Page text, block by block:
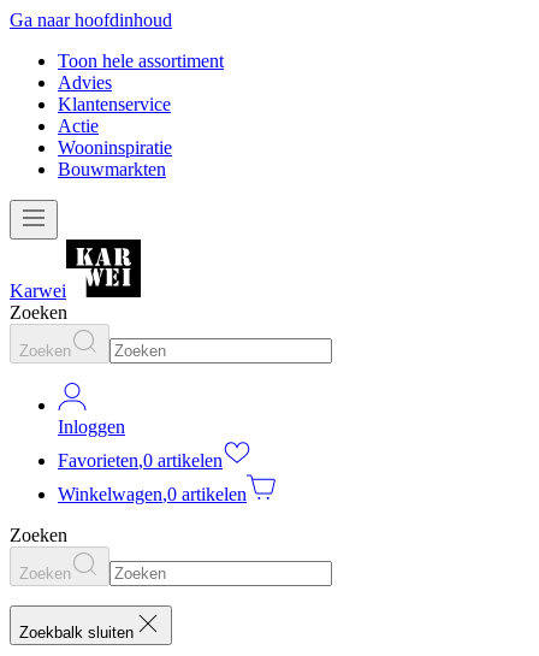
Ga naar hoofdinhoud
Toon hele assortiment
Advies
Klantenservice
Actie
Wooninspiratie
Bouwmarkten
Karwei
Zoeken
Zoeken
Inloggen
Favorieten,0 artikelen
Winkelwagen,0 artikelen
Zoeken
Zoeken
Zoekbalk sluiten